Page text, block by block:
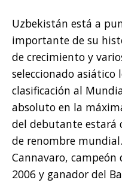
Uzbekistán está a
importante de su
de crecimiento y
seleccionado
clasificación al
absoluto en la
del debutante estará
de renombre
Cannavaro,
2006 y ganador del